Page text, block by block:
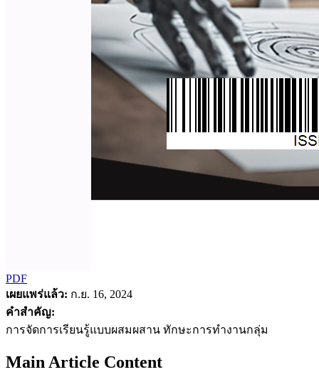
PDF
เผยแพร่แล้ว: ก.ย. 16, 2024
คำสำคัญ:
การจัดการเรียนรู้แบบผสมผสาน ทักษะการทำงานกลุ่ม
Main Article Content